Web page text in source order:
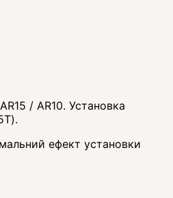
/ AR10. Установка
ефект установки